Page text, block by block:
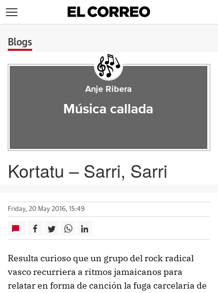
Blogs
Anje Ribera
Música callada
Kortatu – Sarri, Sarri
Friday, 20 May 2016, 15:49
Resulta curioso que un grupo del rock radical
vasco recurriera a ritmos jamaicanos para
relatar en forma de canción la fuga carcelaria de